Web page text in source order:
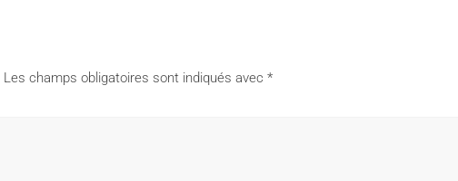
Les champs obligatoires sont indiqués avec *